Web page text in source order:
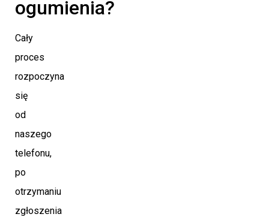
ogumienia?
Cały
proces
rozpoczyna
się
od
naszego
telefonu,
po
otrzymaniu
zgłoszenia